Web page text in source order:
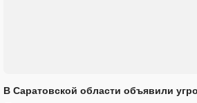
В Саратовской области объявили